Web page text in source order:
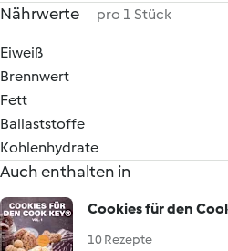
Nährwerte pro 1 Stück
Eiweiß
Brennwert
Fett
Ballaststoffe
Kohlenhydrate
Auch enthalten in
Cookies für den
10 Rezepte